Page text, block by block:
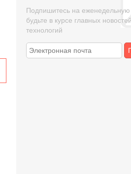
Подпишитесь на еженедельную
будьте в курсе главных
технологий